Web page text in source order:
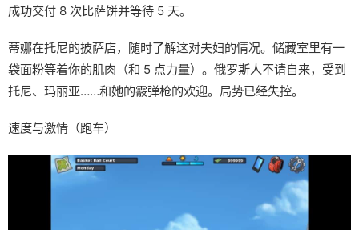
成功交付 8 次比萨饼并等待 5 天。
蒂娜在托尼的披萨店，随时了解这对夫妇的情况。储藏室里有一
袋面粉等着你的肌肉（和 5 点力量）。俄罗斯人不请自来，受到
托尼、玛丽亚……和她的霰弹枪的欢迎。局势已经失控。
速度与激情（跑车）